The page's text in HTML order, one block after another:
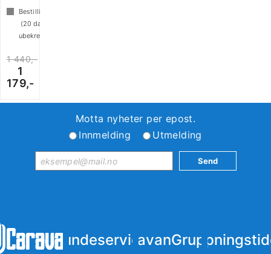
Bestillingsvare
(20 dager
ubekreftet)
1 440,-
1
179,-
Motta nyheter per epost.
Innmelding
Utmelding
KundeserviceiCaravanGruppen